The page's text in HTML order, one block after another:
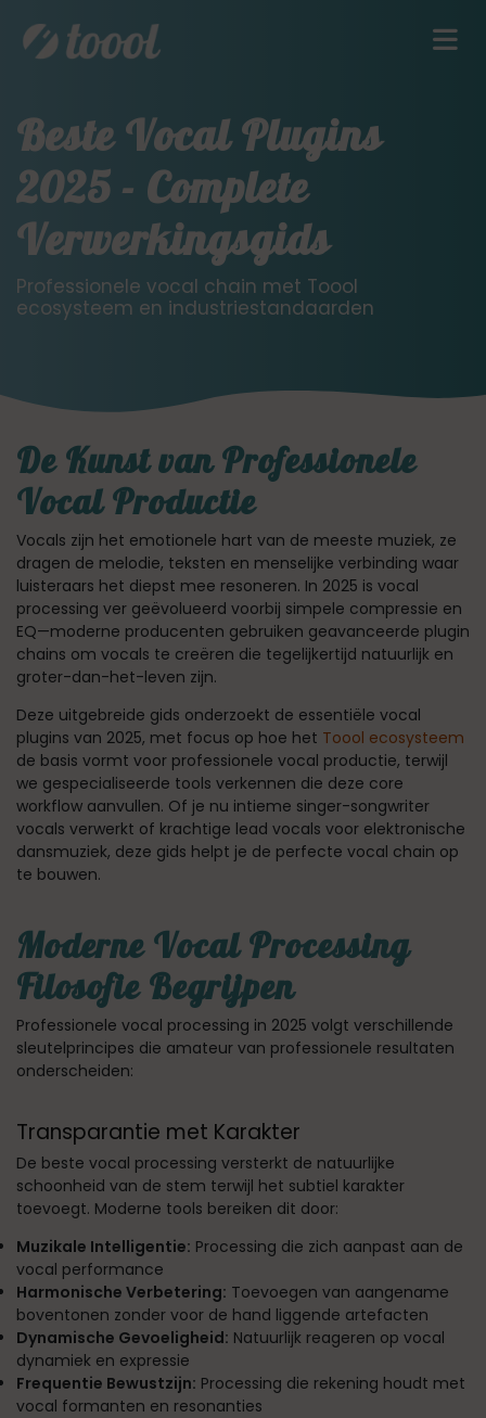
Beste Vocal Plugins
2025 - Complete
Verwerkingsgids
Professionele vocal chain met Toool
ecosysteem en industriestandaarden
De Kunst van Professionele
Vocal Productie
Vocals zijn het emotionele hart van de meeste muziek, ze
dragen de melodie, teksten en menselijke verbinding waar
luisteraars het diepst mee resoneren. In 2025 is vocal
processing ver geëvolueerd voorbij simpele compressie en
EQ—moderne producenten gebruiken geavanceerde plugin
chains om vocals te creëren die tegelijkertijd natuurlijk en
groter-dan-het-leven zijn.
Deze uitgebreide gids onderzoekt de essentiële vocal
plugins van 2025, met focus op hoe het Toool ecosysteem
de basis vormt voor professionele vocal productie, terwijl
we gespecialiseerde tools verkennen die deze core
workflow aanvullen. Of je nu intieme singer-songwriter
vocals verwerkt of krachtige lead vocals voor elektronische
dansmuziek, deze gids helpt je de perfecte vocal chain op
te bouwen.
Moderne Vocal Processing
Filosofie Begrijpen
Professionele vocal processing in 2025 volgt verschillende
sleutelprincipes die amateur van professionele resultaten
onderscheiden:
Transparantie met Karakter
De beste vocal processing versterkt de natuurlijke
schoonheid van de stem terwijl het subtiel karakter
toevoegt. Moderne tools bereiken dit door:
Muzikale Intelligentie: Processing die zich aanpast aan de
vocal performance
Harmonische Verbetering: Toevoegen van aangename
boventonen zonder voor de hand liggende artefacten
Dynamische Gevoeligheid: Natuurlijk reageren op vocal
dynamiek en expressie
Frequentie Bewustzijn: Processing die rekening houdt met
vocal formanten en resonanties